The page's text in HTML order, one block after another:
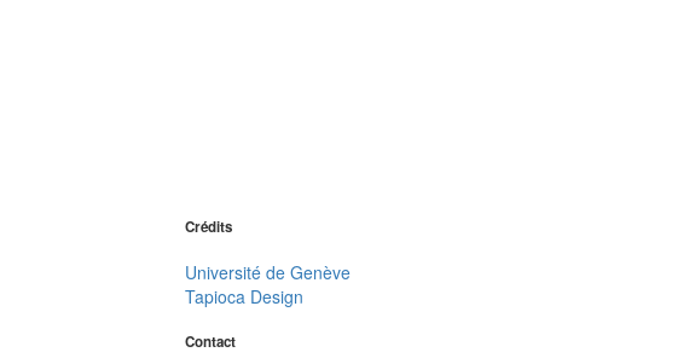
Crédits
Université de Genève
Tapioca Design
Contact